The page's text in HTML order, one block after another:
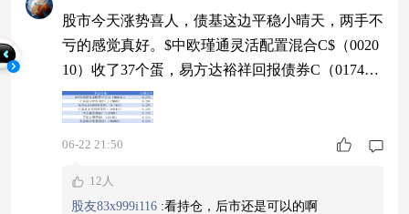
股市今天涨势喜人，债基这边平稳小晴天，两手不
亏的感觉真好。$中欧瑾通灵活配置混合C$（0020
10）收了37个蛋，易方达裕祥回报债券C（01742
0）收了25个蛋，天弘永利债券B（420102）收了2
1个蛋。想要省心躺平理财的朋友别错过。#聊聊我
的资产配置阵型#
06-22 21:50
12人
股友83x999i116 :看持仓，后市还是可以的啊